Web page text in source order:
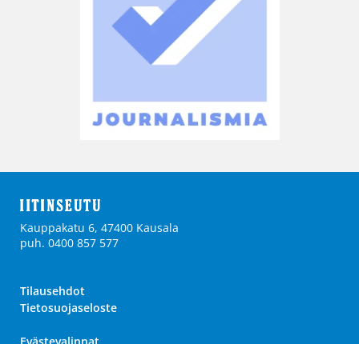
Kauppakatu 6, 47400 Kausala
puh. 0400 857 577
Tilausehdot
Tietosuojaseloste